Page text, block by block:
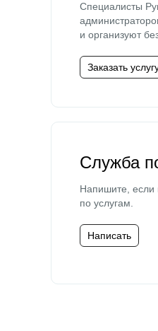
Специалисты
и организуют
Заказать
Служба
Напишите, если
по услугам.
Написать